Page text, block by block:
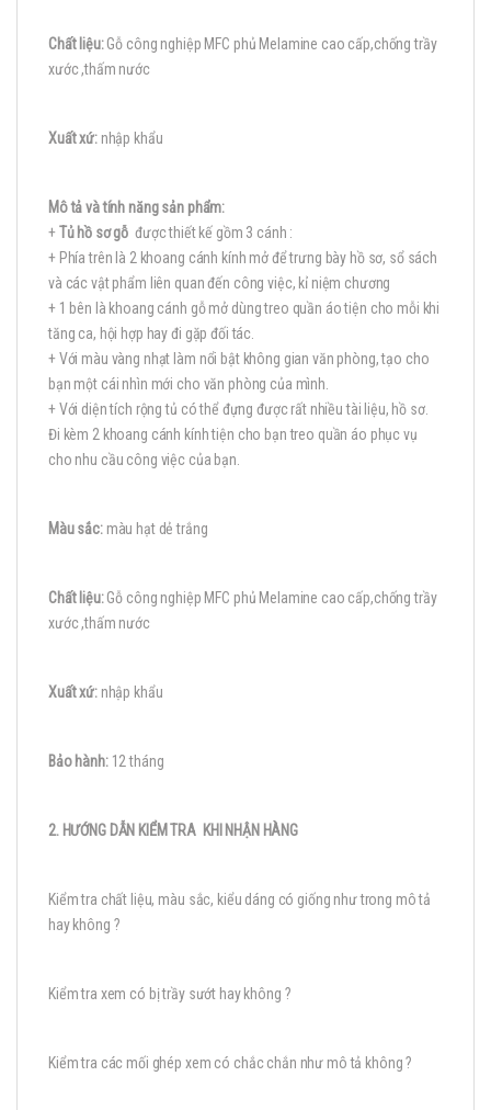
Chất liệu:Gỗ công nghiệp MFC phủ Melamine cao cấp,chống trầy
xước ,thấm nước
Xuất xứ:nhập khẩu
Mô tả và tính năng sản phẩm:
+Tủ hồ sơ gỗ được thiết kế gồm 3 cánh :
+ Phía trên là 2 khoang cánh kính mở để trưng bày hồ sơ, sổ sách
và các vật phẩm liên quan đến công việc, kỉ niệm chương
+ 1 bên là khoang cánh gỗ mở dùng treo quần áo tiện cho mỗi khi
tăng ca, hội hợp hay đi gặp đối tác.
+ Với màu vàng nhạt làm nổi bật không gian văn phòng, tạo cho
bạn một cái nhìn mới cho văn phòng của mình.
+ Với diện tích rộng tủ có thể đựng được rất nhiều tài liệu, hồ sơ.
Đi kèm 2 khoang cánh kính tiện cho bạn treo quần áo phục vụ
cho nhu cầu công việc của bạn.
Màu sắc:màu hạt dẻ trắng
Chất liệu:Gỗ công nghiệp MFC phủ Melamine cao cấp,chống trầy
xước ,thấm nước
Xuất xứ:nhập khẩu
Bảo hành:12 tháng
2. HƯỚNG DẪN KIỂM TRA KHI NHẬN HÀNG
Kiểm tra chất liệu, màu sắc, kiểu dáng có giống như trong mô tả
hay không ?
Kiểm tra xem có bị trầy sướt hay không ?
Kiểm tra các mối ghép xem có chắc chắn như mô tả không ?